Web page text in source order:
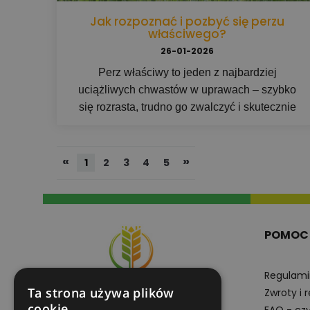
Jak rozpoznać i pozbyć się perzu
właściwego?
26-01-2026
Perz właściwy to jeden z najbardziej
uciążliwych chwastów w uprawach – szybko
się rozrasta, trudno go zwalczyć i skutecznie
dlaczego już kilka roślin na polu może
też, jakie metody zwalczania naprawdę mają
« 1 2 3 4 5 »
POMOC
Zwroty i
Ta strona używa plików